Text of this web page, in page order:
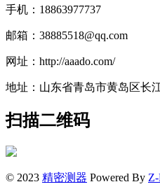
手机：18863977737
邮箱：38885518@qq.com
网址：http://aaado.com/
地址：山东省青岛市黄岛区长
扫描二维码
© 2023 精密测器 Powered By